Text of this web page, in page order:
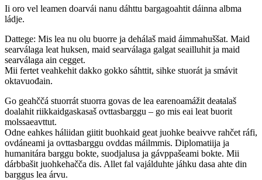
Ii oro vel leamen doarvái nanu dáhttu bargagoahtit dáinna albma
ládje.
Dattege: Mis lea nu olu buorre ja dehálaš maid áimmahuššat. Maid
searválaga leat huksen, maid searválaga galgat seailluhit ja maid
searválaga ain cegget.
Mii fertet veahkehit dakko gokko sáhttit, sihke stuorát ja smávit
oktavuođain.
Go geahččá stuorrát stuorra govas de lea earenoamážit deaŧalaš
doalahit riikkaidgaskasaš ovttasbarggu – go mis eai leat buorit
molssaeavttut.
Odne eahkes háliidan giitit buohkaid geat juohke beaivve rahčet ráfi,
ovdáneami ja ovttasbarggu ovddas máilmmis. Diplomatiija ja
humanitára barggu bokte, suodjalusa ja gávppašeami bokte. Mii
dárbbašit juohkehačča dis. Allet fal vajálduhte jáhku dasa ahte din
barggus lea árvu.